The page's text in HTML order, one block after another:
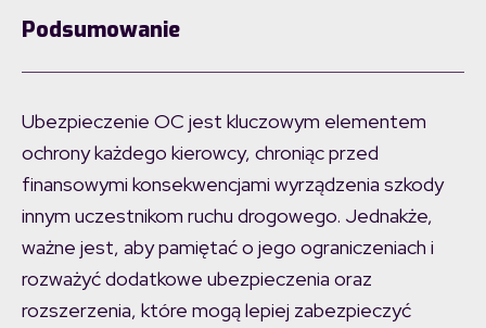
Podsumowanie
Ubezpieczenie OC jest kluczowym elementem
ochrony każdego kierowcy, chroniąc przed
finansowymi konsekwencjami wyrządzenia szkody
innym uczestnikom ruchu drogowego. Jednakże,
ważne jest, aby pamiętać o jego ograniczeniach i
rozważyć dodatkowe ubezpieczenia oraz
rozszerzenia, które mogą lepiej zabezpieczyć